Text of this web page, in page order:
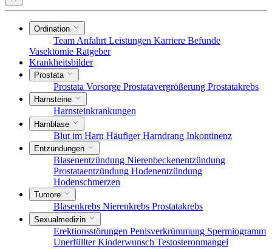
Ordination
Team Anfahrt Leistungen Karriere Befunde
Vasektomie Ratgeber
Krankheitsbilder
Prostata
Prostata Vorsorge Prostatavergrößerung Prostatakrebs
Harnsteine
Harnsteinkrankungen
Harnblase
Blut im Harn Häufiger Harndrang Inkontinenz
Entzündungen
Blasenentzündung Nierenbeckenentzündung
Prostataentzündung Hodenentzündung
Hodenschmerzen
Tumore
Blasenkrebs Nierenkrebs Prostatakrebs
Sexualmedizin
Erektionsstörungen Penisverkrümmung Spermiogramm
Unerfüllter Kinderwunsch Testosteronmangel